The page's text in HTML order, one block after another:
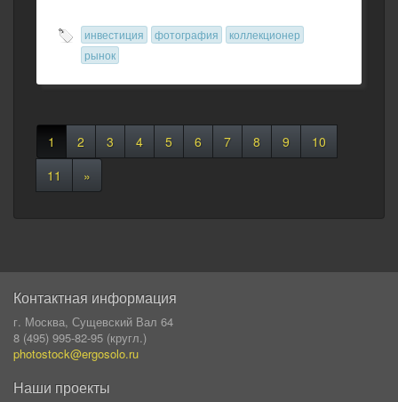
инвестиция фотография
коллекционер
рынок
1 2 3 4 5 6 7 8 9
10
11
»
Контактная информация
г. Москва, Сущевский Вал 64
8 (495) 995-82-95 (кругл.)
photostock@ergosolo.ru
Наши проекты